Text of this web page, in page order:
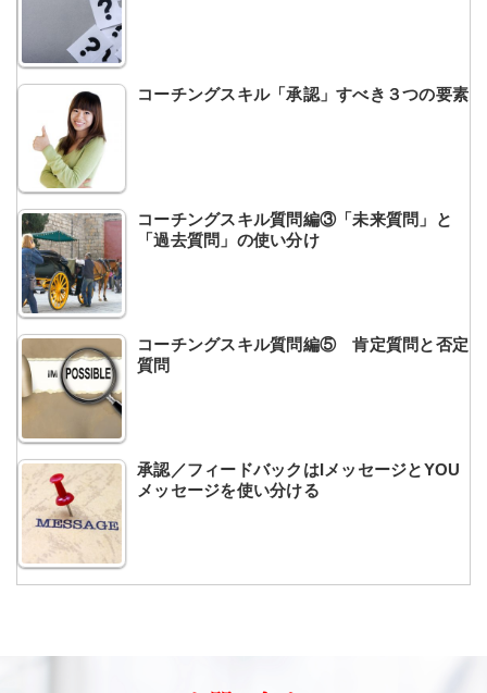
コーチングスキル「承認」すべき３つの要素
コーチングスキル質問編③「未来質問」と
「過去質問」の使い分け
コーチングスキル質問編⑤ 肯定質問と否定
質問
承認／フィードバックはIメッセージとYOU
メッセージを使い分ける